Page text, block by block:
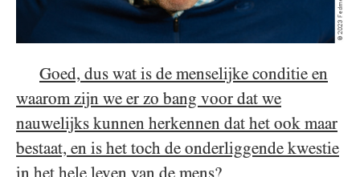
Goed, dus wat is de menselijke conditie en
waarom zijn we er zo bang voor dat we
nauwelijks kunnen herkennen dat het ook maar
bestaat, en is het toch de onderliggende kwestie